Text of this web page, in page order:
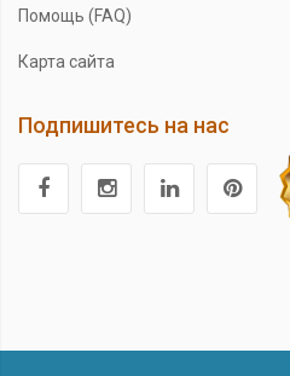
Помощь (FAQ)
Карта сайта
Подпишитесь на нас